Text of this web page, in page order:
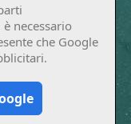
necessario
che Google